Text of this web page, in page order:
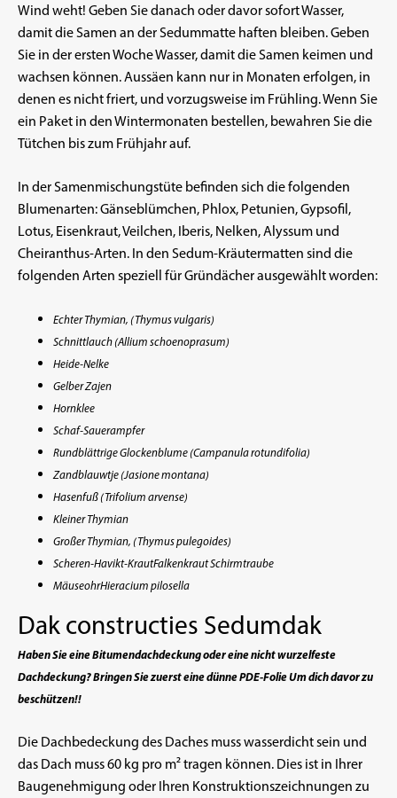
Wind weht! Geben Sie danach oder davor sofort Wasser,
damit die Samen an der Sedummatte haften bleiben. Geben
Sie in der ersten Woche Wasser, damit die Samen keimen und
wachsen können. Aussäen kann nur in Monaten erfolgen, in
denen es nicht friert, und vorzugsweise im Frühling. Wenn Sie
ein Paket in den Wintermonaten bestellen, bewahren Sie die
Tütchen bis zum Frühjahr auf.
In der Samenmischungstüte befinden sich die folgenden
Blumenarten: Gänseblümchen, Phlox, Petunien, Gypsofil,
Lotus, Eisenkraut, Veilchen, Iberis, Nelken, Alyssum und
Cheiranthus-Arten. In den Sedum-Kräutermatten sind die
folgenden Arten speziell für Gründächer ausgewählt worden:
Echter Thymian, (Thymus vulgaris)
Schnittlauch (Allium schoenoprasum)
Heide-Nelke
Gelber Zajen
Hornklee
Schaf-Sauerampfer
Rundblättrige Glockenblume (Campanula rotundifolia)
Zandblauwtje (Jasione montana)
Hasenfuß (Trifolium arvense)
Kleiner Thymian
Großer Thymian, (Thymus pulegoides)
Scheren-Havikt-KrautFalkenkraut Schirmtraube
MäuseohrHieracium pilosella
Dak constructies Sedumdak
Haben Sie eine Bitumendachdeckung oder eine nicht wurzelfeste
Dachdeckung? Bringen Sie zuerst eine dünnePDE-FolieUm dich davor zu
beschützen!!
Die Dachbedeckung des Daches muss wasserdicht sein und
das Dach muss 60 kg pro m² tragen können. Dies ist in Ihrer
Baugenehmigung oder Ihren Konstruktionszeichnungen zu